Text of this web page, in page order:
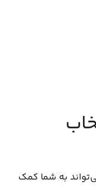
به شما کمک